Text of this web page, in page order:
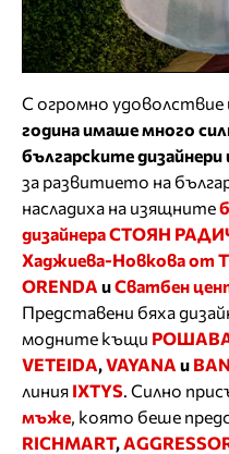
С огромно удоволствие
година имаше много
българските дизайнери
за развитието на
насладиха на изящните
дизайнера СТОЯН
Хаджиева-Новкова от
ORENDA иСватбен
Представени бяха
модните къщи
VETEIDA,VAYANA и
линия IXTYS. Силно
мъже, която беше
RICHMART,